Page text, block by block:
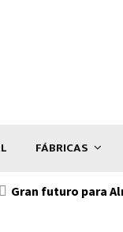
FÁBRICAS
Gran futuro para